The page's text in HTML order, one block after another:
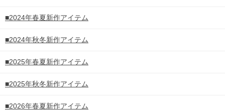
DETAIL
■2024年春夏新作アイテム
■2024年秋冬新作アイテム
■2025年春夏新作アイテム
■2025年秋冬新作アイテム
■2026年春夏新作アイテム